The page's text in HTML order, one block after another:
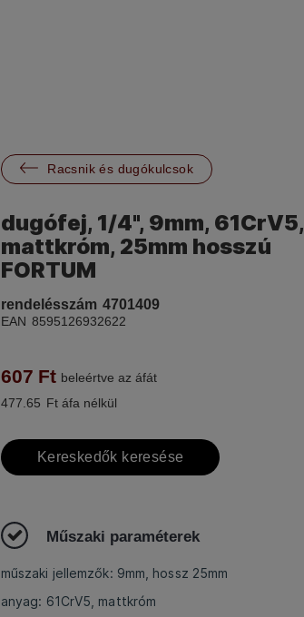
 Racsnik és dugókulcsok
dugófej, 1/4", 9mm, 61CrV5,
mattkróm, 25mm hosszú
FORTUM
rendelésszám 4701409
EAN 8595126932622
607 Ft beleértve az áfát
477.65 Ft áfa nélkül
Kereskedők keresése
Műszaki paraméterek
műszaki jellemzők: 9mm, hossz 25mm
anyag: 61CrV5, mattkróm